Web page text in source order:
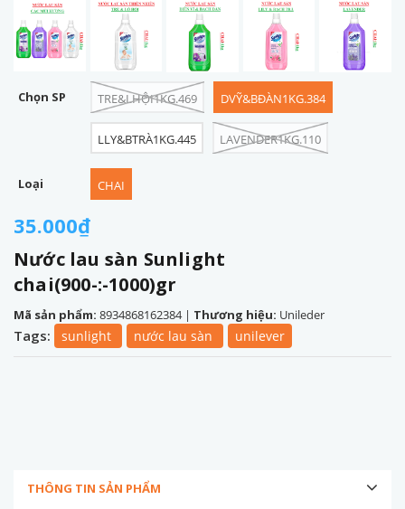
35.000₫
Nước lau sàn Sunlight
chai(900-:-1000)gr
Mã sản phẩm: 8934868162384 | Thương hiệu: Unileder
Chọn SP TRE&LHỘI1KG.469 DVỸ&BĐÀN1KG.384
LLY&BTRÀ1KG.445 LAVENDER1KG.110
Loại CHAI
Tags: sunlight nước lau sàn unilever
THÔNG TIN SẢN PHẨM